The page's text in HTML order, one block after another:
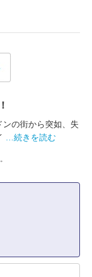
の街から突如、失
…続きを読む